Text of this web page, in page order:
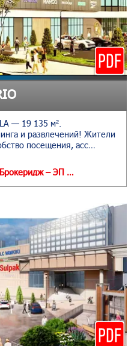
— 19 135 м².
и развлечений! Жители
посещения, асс…
– ЭП …